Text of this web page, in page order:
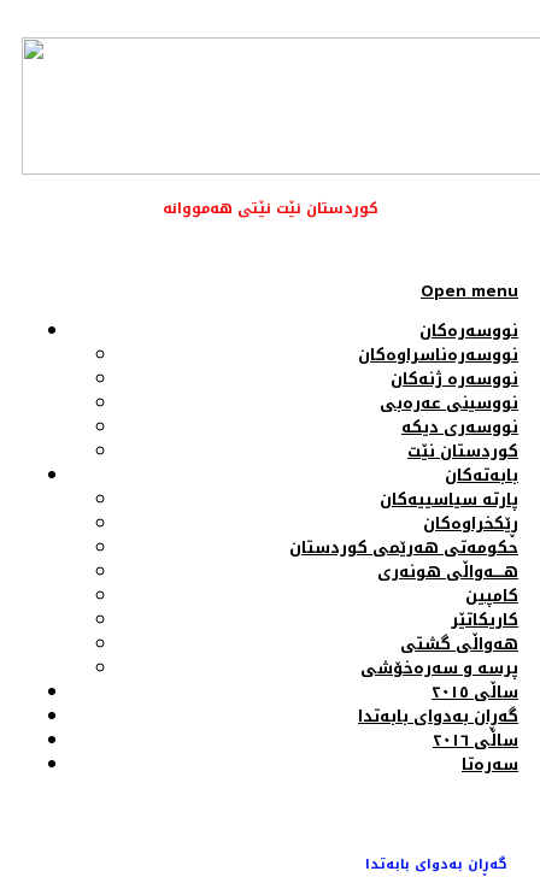
کوردستان نێت نێتی هەمووانە
Open menu
نووسەرەکان
نووسەرەناسراوەکان
نووسەرە ژنەکان
نووسینی عەرەبی
نووسەری دیکە
کوردستان نێت
بابەتەکان
پارتە سیاسییەکان
ڕێکخراوەکان
حکومەتی هەرێمی کوردستان
هــــەواڵی هونەری
کامپین
کاریکاتێر
هەواڵی گشتی
پرسە و سەرەخۆشی
ساڵی ٢٠١٥
گەڕان بەدوای بابەتدا
ساڵی ٢٠١٦
سەرەتا
گەڕان بەدوای بابەتدا